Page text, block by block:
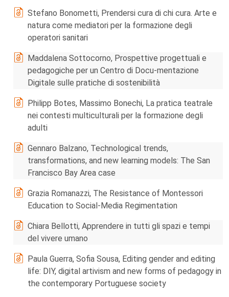
Stefano Bonometti, Prendersi cura di chi cura. Arte e
natura come mediatori per la formazione degli
operatori sanitari
Maddalena Sottocorno, Prospettive progettuali e
pedagogiche per un Centro di Docu-mentazione
Digitale sulle pratiche di sostenibilità
Philipp Botes, Massimo Bonechi, La pratica teatrale
nei contesti multiculturali per la formazione degli
adulti
Gennaro Balzano, Technological trends,
transformations, and new learning models: The San
Francisco Bay Area case
Grazia Romanazzi, The Resistance of Montessori
Education to Social-Media Regimentation
Chiara Bellotti, Apprendere in tutti gli spazi e tempi
del vivere umano
Paula Guerra, Sofia Sousa, Editing gender and editing
life: DIY, digital artivism and new forms of pedagogy in
the contemporary Portuguese society